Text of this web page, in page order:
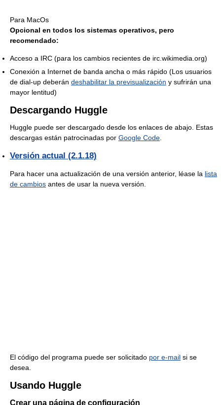
Para MacOs
Opcional en todos los sistemas operativos, pero
recomendado:
Acceso a IRC (para los cambios recientes de irc.wikimedia.org)
Conexión a Internet de banda ancha o más rápido (Los usuarios
de dial-up deberán deshabilitar la previsualización y sufrirán una
mayor lentitud)
Descargando Huggle
Huggle puede ser descargado desde los enlaces de abajo. Estas
descargas están patrocinadas por Google Code
Versión actual (2.1.18)
Para hacer una actualización de una versión anterior, léase la lista
de cambios antes de usar la nueva versión.
El código del programa puede ser solicitado por e-mail si se
desea.
Usando Huggle
Crear una página de configuración